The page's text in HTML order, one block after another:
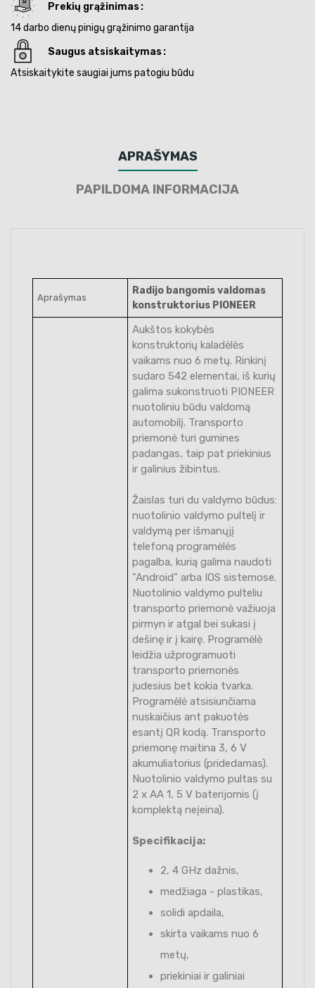
Prekių grąžinimas
14 darbo dienų pinigų grąžinimo garantija
Saugus atsiskaitymas
Atsiskaitykite saugiai jums patogiu būdu
APRAŠYMAS
PAPILDOMA INFORMACIJA
Aprašymas
Radijo bangomis valdomas
konstruktorius PIONEER
Aukštos kokybės
konstruktorių kaladėlės
vaikams nuo 6 metų. Rinkinį
sudaro 542 elementai, iš kurių
galima sukonstruoti PIONEER
nuotoliniu būdu valdomą
automobilį. Transporto
priemonė turi gumines
padangas, taip pat priekinius
ir galinius žibintus.
Žaislas turi du valdymo būdus:
nuotolinio valdymo pultelį ir
valdymą per išmanųjį
telefoną programėlės
pagalba, kurią galima naudoti
"Android" arba IOS sistemose.
Nuotolinio valdymo pulteliu
transporto priemonė važiuoja
pirmyn ir atgal bei sukasi į
dešinę ir į kairę. Programėlė
leidžia užprogramuoti
transporto priemonės
judesius bet kokia tvarka.
Programėlė atsisiunčiama
nuskaičius ant pakuotės
esantį QR kodą. Transporto
priemonę maitina 3, 6 V
akumuliatorius (pridedamas).
Nuotolinio valdymo pultas su
2 x AA 1, 5 V baterijomis (į
komplektą neįeina).
Specifikacija:
2, 4 GHz dažnis,
medžiaga - plastikas,
solidi apdaila,
skirta vaikams nuo 6
metų,
priekiniai ir galiniai